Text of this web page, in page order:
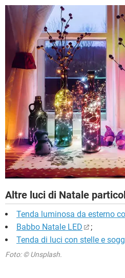
Altre luci di Natale
Tenda luminosa da esterno
Babbo Natale LED
;
Tenda di luci con stelle e
Foto: © Unsplash.